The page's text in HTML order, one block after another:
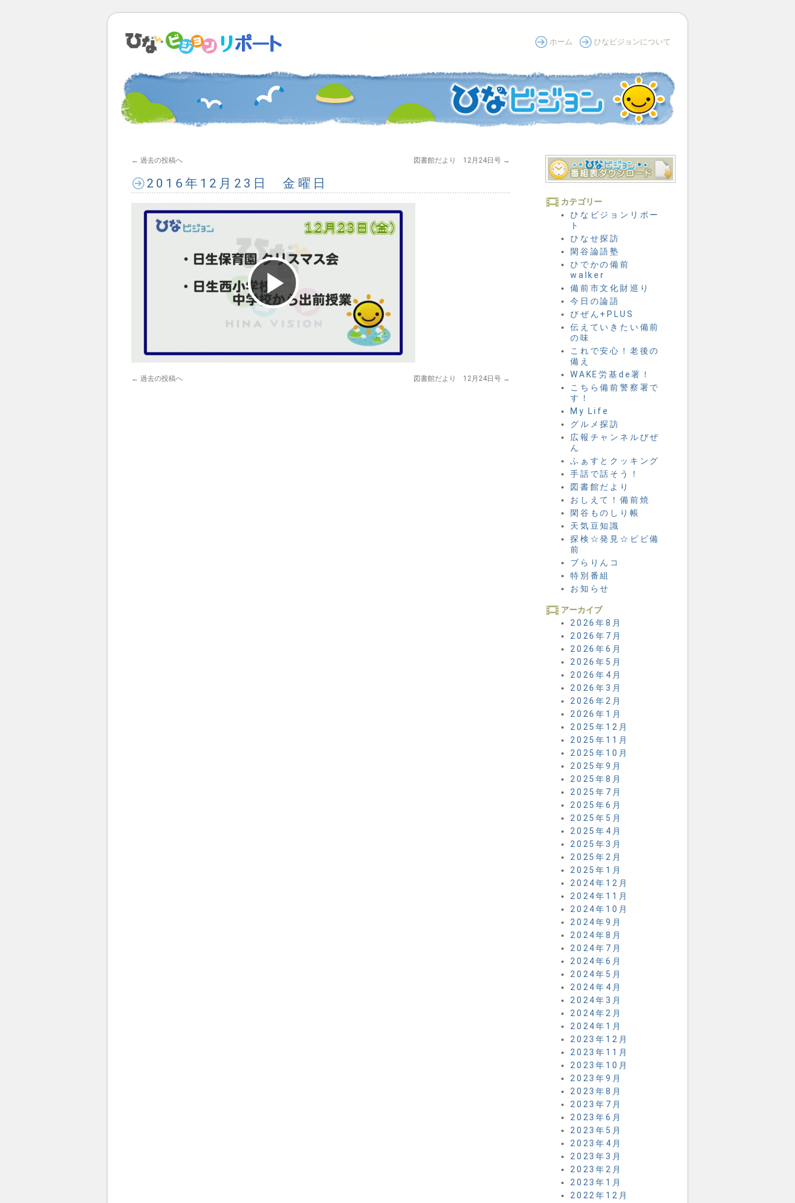
ホーム ひなビジョンについて
← 過去の投稿へ 図書館だより 12月24日号 →
2016年12月23日 金曜日
Play
Video
← 過去の投稿へ 図書館だより 12月24日号 →
カテゴリー
ひなビジョンリポー
ト
ひなせ探訪
閑谷論語塾
ひでかの備前
walker
備前市文化財巡り
今日の論語
びぜん+PLUS
伝えていきたい備前
の味
これで安心！老後の
備え
WAKE労基de署！
こちら備前警察署で
す！
My Life
グルメ探訪
広報チャンネルびぜ
ん
ふぁすとクッキング
手話で話そう！
図書館だより
おしえて！備前焼
閑谷ものしり帳
天気豆知識
探検☆発見☆ビビ備
前
ブらりんコ
特別番組
お知らせ
アーカイブ
2026年8月
2026年7月
2026年6月
2026年5月
2026年4月
2026年3月
2026年2月
2026年1月
2025年12月
2025年11月
2025年10月
2025年9月
2025年8月
2025年7月
2025年6月
2025年5月
2025年4月
2025年3月
2025年2月
2025年1月
2024年12月
2024年11月
2024年10月
2024年9月
2024年8月
2024年7月
2024年6月
2024年5月
2024年4月
2024年3月
2024年2月
2024年1月
2023年12月
2023年11月
2023年10月
2023年9月
2023年8月
2023年7月
2023年6月
2023年5月
2023年4月
2023年3月
2023年2月
2023年1月
2022年12月